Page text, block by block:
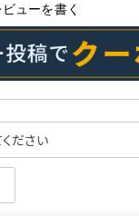
ビューを書く
ださい